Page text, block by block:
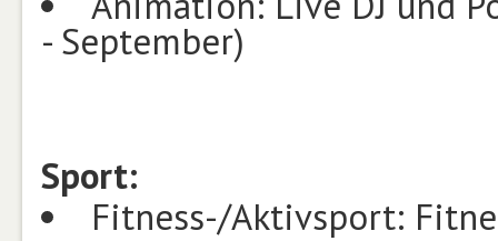
- September)
Sport:
Fitness-/Aktivsport: